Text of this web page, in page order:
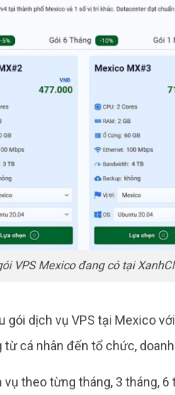
VPS Mexico đang có tại
gói dịch vụ VPS tại Mexico
cá nhân đến tổ chức,
theo từng tháng, 3 tháng,